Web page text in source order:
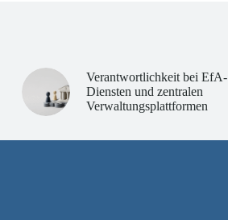
Verantwortlichkeit bei EfA-
Diensten und zentralen
Verwaltungsplattformen